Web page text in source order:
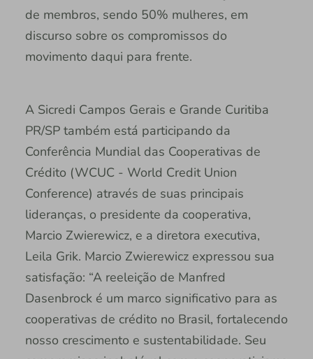
de membros, sendo 50% mulheres, em
discurso sobre os compromissos do
movimento daqui para frente.
A Sicredi Campos Gerais e Grande Curitiba
PR/SP também está participando da
Conferência Mundial das Cooperativas de
Crédito (WCUC - World Credit Union
Conference) através de suas principais
lideranças, o presidente da cooperativa,
Marcio Zwierewicz, e a diretora executiva,
Leila Grik. Marcio Zwierewicz expressou sua
satisfação: “A reeleição de Manfred
Dasenbrock é um marco significativo para as
cooperativas de crédito no Brasil, fortalecendo
nosso crescimento e sustentabilidade. Seu